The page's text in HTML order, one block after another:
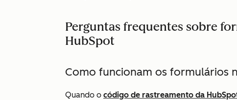
Perguntas frequentes sobre
HubSpot
Como funcionam os formulários
Quando o código de rastreamento da